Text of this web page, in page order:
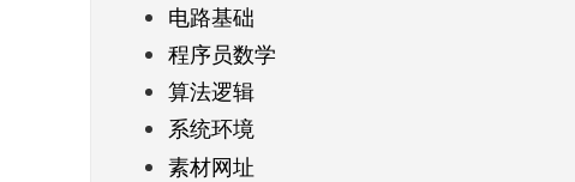
电路基础
程序员数学
算法逻辑
系统环境
素材网址